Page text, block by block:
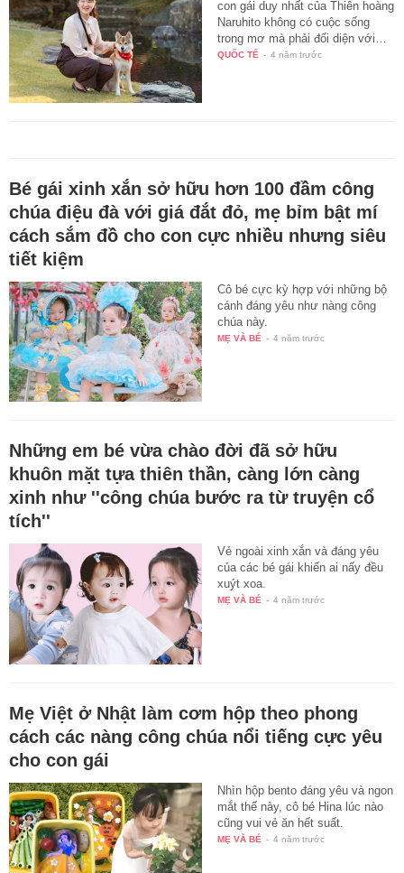
con gái duy nhất của Thiên hoàng
Naruhito không có cuộc sống
trong mơ mà phải đối diện với…
QUỐC TẾ - 4 năm trước
Bé gái xinh xắn sở hữu hơn 100 đầm công
chúa điệu đà với giá đắt đỏ, mẹ bỉm bật mí
cách sắm đồ cho con cực nhiều nhưng siêu
tiết kiệm
Cô bé cực kỳ hợp với những bộ
cánh đáng yêu như nàng công
chúa này.
MẸ VÀ BÉ - 4 năm trước
Những em bé vừa chào đời đã sở hữu
khuôn mặt tựa thiên thần, càng lớn càng
xinh như ''công chúa bước ra từ truyện cổ
tích''
Vẻ ngoài xinh xắn và đáng yêu
của các bé gái khiến ai nấy đều
xuýt xoa.
MẸ VÀ BÉ - 4 năm trước
Mẹ Việt ở Nhật làm cơm hộp theo phong
cách các nàng công chúa nổi tiếng cực yêu
cho con gái
Nhìn hộp bento đáng yêu và ngon
mắt thế này, cô bé Hina lúc nào
cũng vui vẻ ăn hết suất.
MẸ VÀ BÉ - 4 năm trước